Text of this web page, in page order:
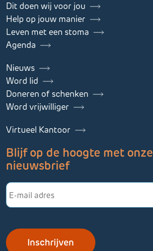
Dit doen wij voor jou
Help op jouw manier
Leven met een stoma
Agenda
Nieuws
Word lid
Doneren of schenken
Word vrijwilliger
Virtueel Kantoor
Blijf op de hoogte met onze
nieuwsbrief
E-
mailadres